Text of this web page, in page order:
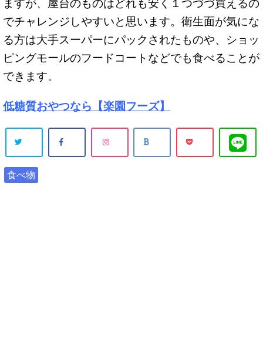
ますが、屋台のものはどれも安く１つづづ買えるの
でチャレンジしやすいと思います。衛生面が気にな
る方は大手スーパーにパックされたものや、ショッ
ピングモールのフードコートなどでも食べることが
できます。
低糖質おやつなら【楽園フーズ】
食べ物